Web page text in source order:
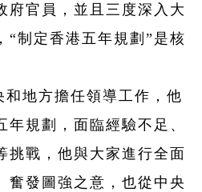
府官員，並且三度深入大
“制定香港五年規劃”是核
和地方擔任領導工作，他
規劃，面臨經驗不足、
挑戰，他與大家進行全面
奮發圖強之意，也從中央